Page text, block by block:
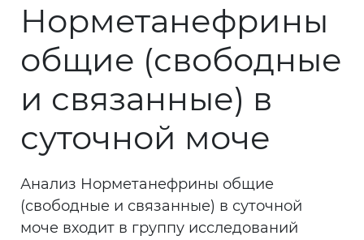
Норметанефрины
общие (свободные
и связанные) в
суточной моче
Анализ Норметанефрины общие
(свободные и связанные) в суточной
моче входит в группу исследований